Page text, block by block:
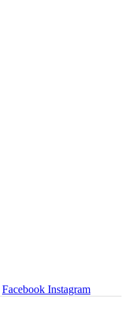
Facebook Instagram